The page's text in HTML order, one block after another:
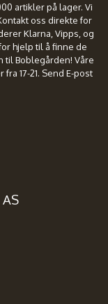
artikler på lager. Vi
oss direkte for
Klarna, Vipps, og
hjelp til å finne de
til Boblegården! Våre
17-21. Send E-post